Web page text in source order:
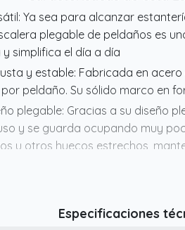
Ya sea para alcanzar
plegable de peldaños es
y simplifica el día a día
y estable: Fabricada en
por peldaño. Su sólido marco en
plegable: Gracias a su diseño
y se guarda ocupando muy
u otros huecos estrechos,
recibes: Un taburete
el riesgo de resbalones y
Especificaciones